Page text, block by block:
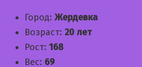
Город: Жердевка
Возраст: 20 лет
Рост: 168
Вес: 69